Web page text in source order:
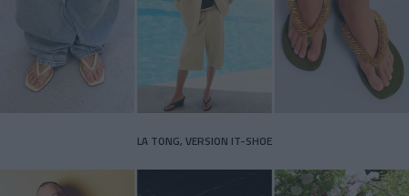
LA TONG, VERSION IT-SHOE